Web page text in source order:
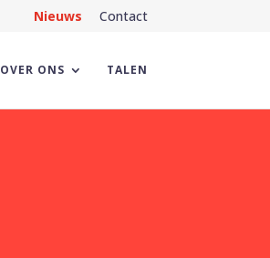
Nieuws Contact
OVER ONS TALEN